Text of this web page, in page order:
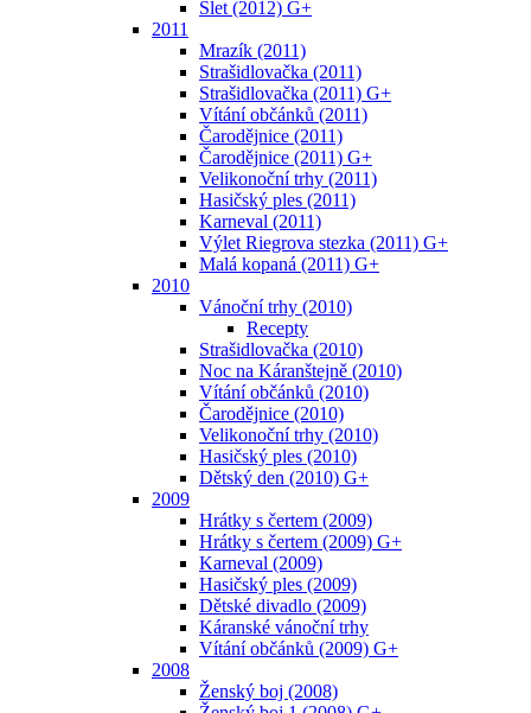
Slet (2012) G+
2011
Mrazík (2011)
Strašidlovačka (2011)
Strašidlovačka (2011) G+
Vítání občánků (2011)
Čarodějnice (2011)
Čarodějnice (2011) G+
Velikonoční trhy (2011)
Hasičský ples (2011)
Karneval (2011)
Výlet Riegrova stezka (2011) G+
Malá kopaná (2011) G+
2010
Vánoční trhy (2010)
Recepty
Strašidlovačka (2010)
Noc na Káranštejně (2010)
Vítání občánků (2010)
Čarodějnice (2010)
Velikonoční trhy (2010)
Hasičský ples (2010)
Dětský den (2010) G+
2009
Hrátky s čertem (2009)
Hrátky s čertem (2009) G+
Karneval (2009)
Hasičský ples (2009)
Dětské divadlo (2009)
Káranské vánoční trhy
Vítání občánků (2009) G+
2008
Ženský boj (2008)